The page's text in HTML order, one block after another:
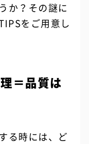
か？その謎に
をご用意し
＝品質は
る時には、ど